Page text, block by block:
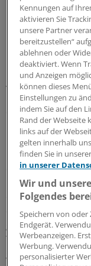
Umsetzung
Auch aus
Renate Pfeiffer
dasASV-
und nicht mit der
rechnen sei.
nicht
erkennbar ist.
62
derzeit bekannt.
Tuberkulose um.
gynäkologischer
Kennungen auf
aktivieren Sie
unsere Partner
bereitzustellen“
ablehnen oder
deaktiviert. Wenn
und Anzeigen
können dieses
Einstellungen zu
indem Sie auf den
Rand der Webseite
links auf der
gelten innerhalb
finden Sie in
in unserer
Wir und
Folgendes
Speichern von
Endgerät.
Werbeanzeigen.
Werbung.
personalisierter